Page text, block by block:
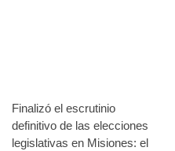
Finalizó el escrutinio
definitivo de las elecciones
legislativas en Misiones: el